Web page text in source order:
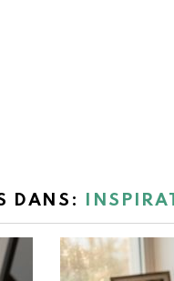
DANS: